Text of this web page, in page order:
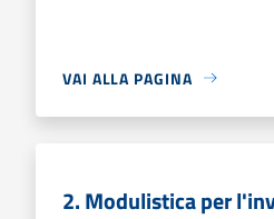
VAI ALLA PAGINA
2. Modulistica per